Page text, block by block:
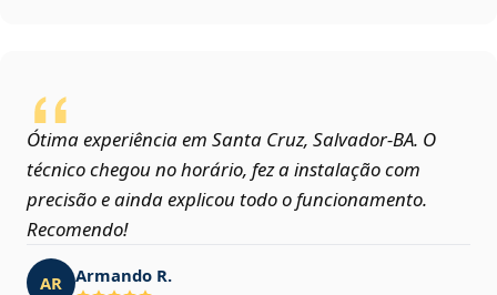
Ótima experiência em Santa Cruz, Salvador‑BA. O
técnico chegou no horário, fez a instalação com
precisão e ainda explicou todo o funcionamento.
Recomendo!
AR Armando R.